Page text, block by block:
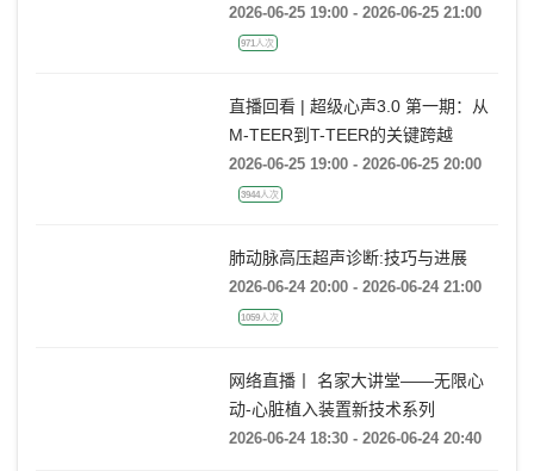
系列会
2026-06-25 19:00 - 2026-06-25 21:00
直播回看 | 超级心声3.0 第一期：从
M-TEER到T-TEER的关键跨越
2026-06-25 19:00 - 2026-06-25 20:00
肺动脉高压超声诊断:技巧与进展
2026-06-24 20:00 - 2026-06-24 21:00
网络直播丨 名家大讲堂——无限心
动-心脏植入装置新技术系列